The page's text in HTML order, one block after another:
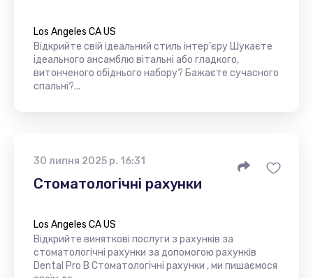
Los Angeles CA US
Відкрийте свій ідеальний стиль інтер’єру Шукаєте
ідеального ансамблю вітальні або гладкого,
витонченого обіднього набору? Бажаєте сучасного
спальні?...
30 липня 2025 р. 16:31
Стоматологічні рахунки
Los Angeles CA US
Відкрийте виняткові послуги з рахунків за
стоматологічні рахунки за допомогою рахунків
Dental Pro В Стоматологічні рахунки , ми пишаємося